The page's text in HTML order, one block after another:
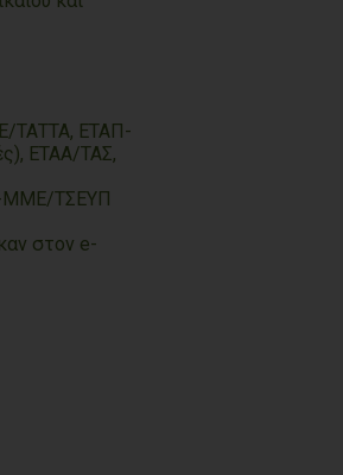
ΤΑΤΤΑ, ΕΤΑΠ-
ΕΤΑΑ/ΤΑΣ,
ΜΜΕ/ΤΣΕΥΠ
στον e-